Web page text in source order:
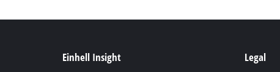
Einhell Insight Legal